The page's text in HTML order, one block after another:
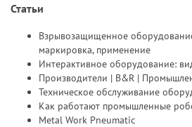
Статьи
Взрывозащищенное
маркировка, применение
Интерактивное оборудование:
Производители | B&R |
Техническое обслуживание
Как работают промышленные
Metal Work Pneumatic